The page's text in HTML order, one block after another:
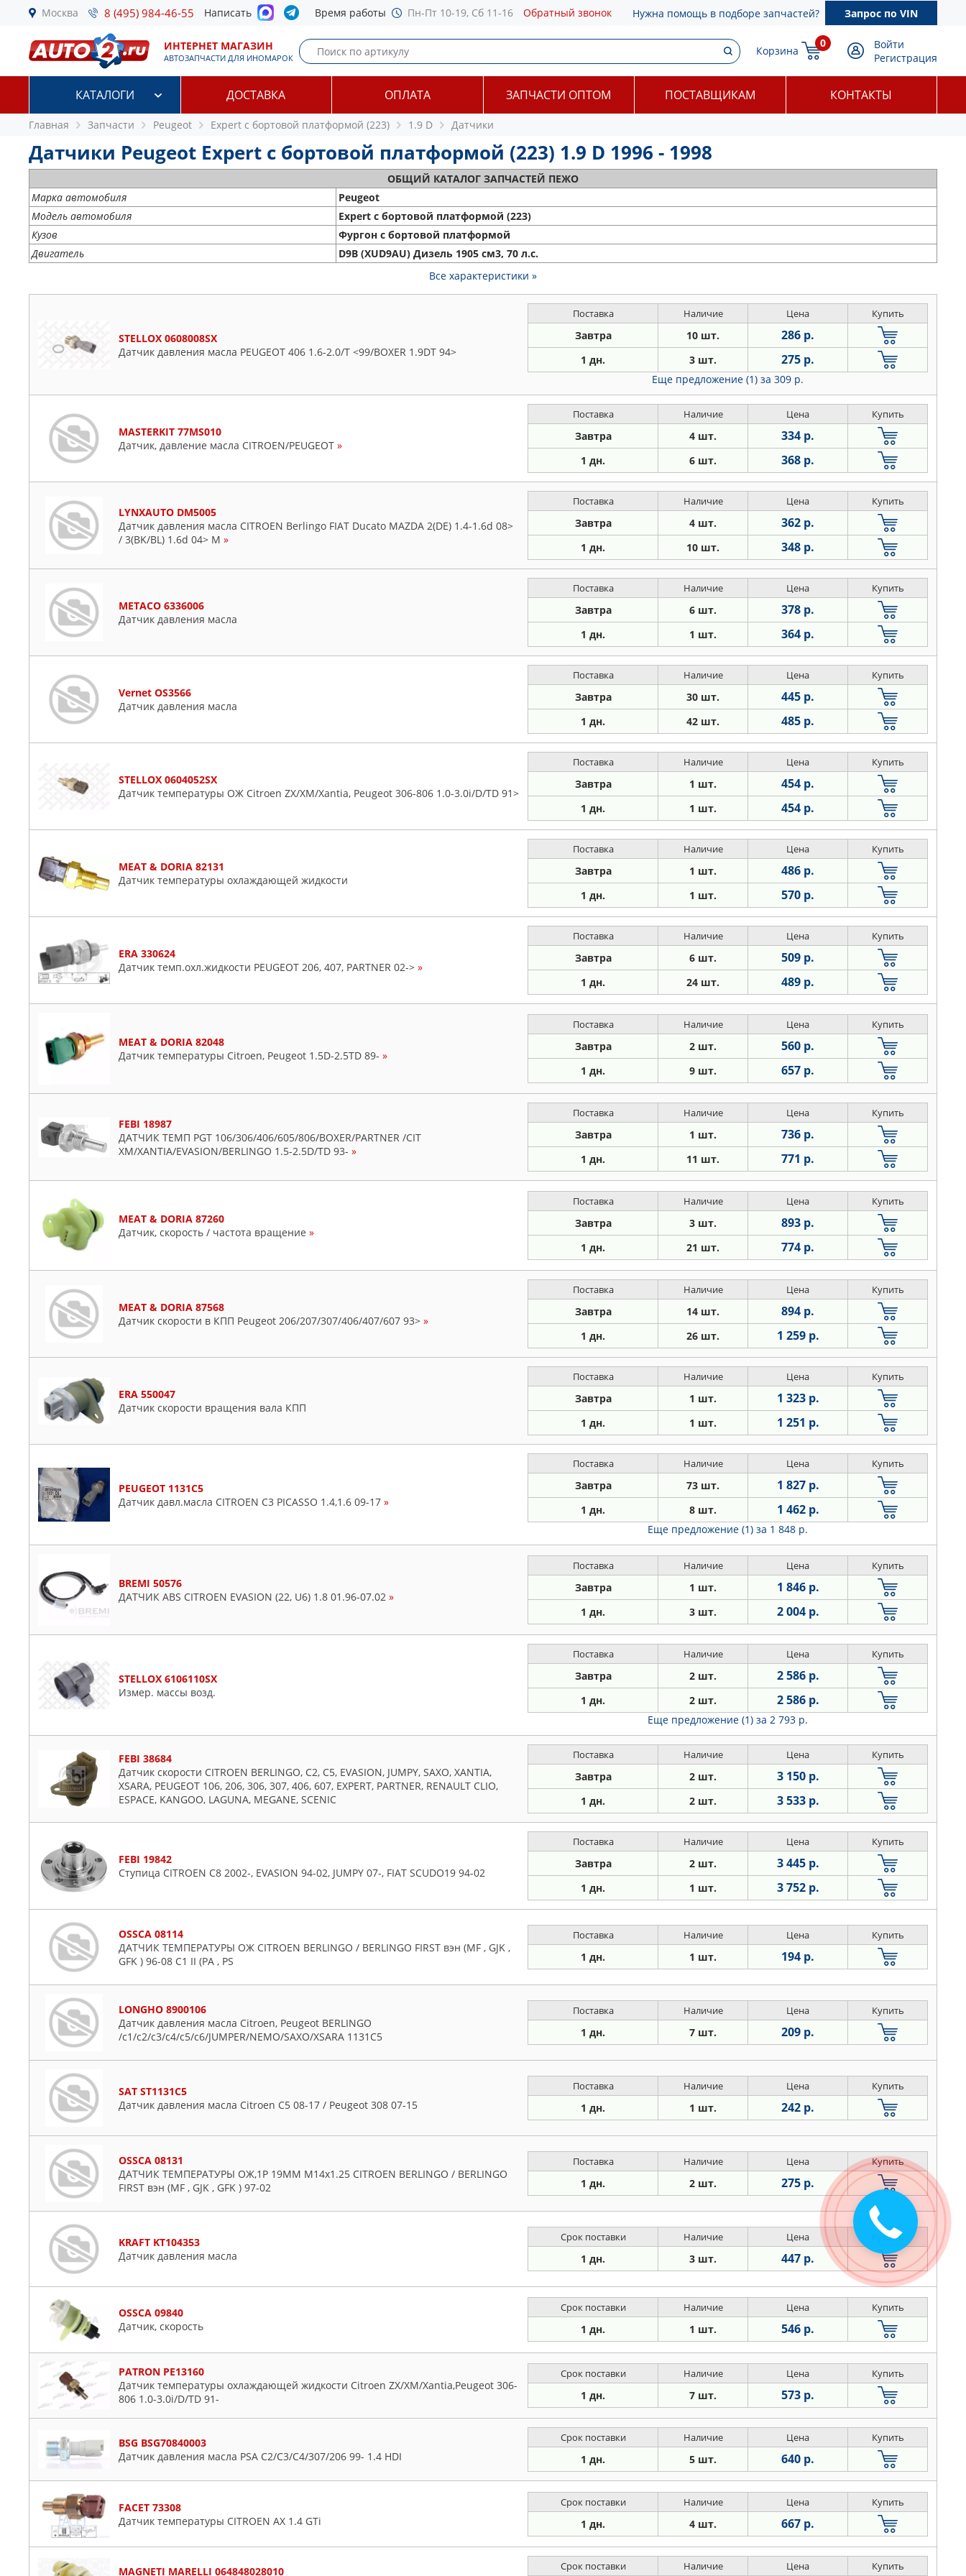
Москва 8 (495) 984-46-55 Написать Время работы Пн-Пт 10-19, Сб 11-16 Обратный звонок Нужна помощь в подборе запчастей? Запрос по VIN
ИНТЕРНЕТ МАГАЗИН
АВТОЗАПЧАСТИ ДЛЯ ИНОМАРОК
Корзина
0
Войти
Регистрация
КАТАЛОГИ ДОСТАВКА ОПЛАТА ЗАПЧАСТИ ОПТОМ ПОСТАВЩИКАМ КОНТАКТЫ
Главная Запчасти Peugeot Expert c бортовой платформой (223) 1.9 D Датчики
Датчики Peugeot Expert c бортовой платформой (223) 1.9 D 1996 - 1998
ОБЩИЙ КАТАЛОГ ЗАПЧАСТЕЙ ПЕЖО
Марка автомобиля
Peugeot
Модель автомобиля
Expert c бортовой платформой (223)
Кузов
Фургон с бортовой платформой
Двигатель
D9B (XUD9AU) Дизель 1905 см3, 70 л.с.
Все характеристики »
STELLOX 0608008SX
Датчик давления масла PEUGEOT 406 1.6-2.0/T <99/BOXER 1.9DT 94>
Поставка Наличие Цена Купить
Завтра 10 шт. 286 р.
1 дн. 3 шт. 275 р.
Еще предложение (1) за 309 р.
MASTERKIT 77MS010
Датчик, давление масла CITROEN/PEUGEOT »
Поставка Наличие Цена Купить
Завтра 4 шт. 334 р.
1 дн. 6 шт. 368 р.
LYNXAUTO DM5005
Датчик давления масла CITROEN Berlingo FIAT Ducato MAZDA 2(DE) 1.4-1.6d 08>
/ 3(BK/BL) 1.6d 04> M »
Поставка Наличие Цена Купить
Завтра 4 шт. 362 р.
1 дн. 10 шт. 348 р.
METACO 6336006
Датчик давления масла
Поставка Наличие Цена Купить
Завтра 6 шт. 378 р.
1 дн. 1 шт. 364 р.
Vernet OS3566
Датчик давления масла
Поставка Наличие Цена Купить
Завтра 30 шт. 445 р.
1 дн. 42 шт. 485 р.
STELLOX 0604052SX
Датчик температуры ОЖ Citroen ZX/XM/Xantia, Peugeot 306-806 1.0-3.0i/D/TD 91>
Поставка Наличие Цена Купить
Завтра 1 шт. 454 р.
1 дн. 1 шт. 454 р.
MEAT & DORIA 82131
Датчик температуры охлаждающей жидкости
Поставка Наличие Цена Купить
Завтра 1 шт. 486 р.
1 дн. 1 шт. 570 р.
ERA 330624
Датчик темп.охл.жидкости PEUGEOT 206, 407, PARTNER 02-> »
Поставка Наличие Цена Купить
Завтра 6 шт. 509 р.
1 дн. 24 шт. 489 р.
MEAT & DORIA 82048
Датчик температуры Citroen, Peugeot 1.5D-2.5TD 89- »
Поставка Наличие Цена Купить
Завтра 2 шт. 560 р.
1 дн. 9 шт. 657 р.
FEBI 18987
ДАТЧИК ТЕМП PGT 106/306/406/605/806/BOXER/PARTNER /CIT
XM/XANTIA/EVASION/BERLINGO 1.5-2.5D/TD 93- »
Поставка Наличие Цена Купить
Завтра 1 шт. 736 р.
1 дн. 11 шт. 771 р.
MEAT & DORIA 87260
Датчик, скорость / частота вращение »
Поставка Наличие Цена Купить
Завтра 3 шт. 893 р.
1 дн. 21 шт. 774 р.
MEAT & DORIA 87568
Датчик скорости в КПП Peugeot 206/207/307/406/407/607 93> »
Поставка Наличие Цена Купить
Завтра 14 шт. 894 р.
1 дн. 26 шт. 1 259 р.
ERA 550047
Датчик скорости вращения вала КПП
Поставка Наличие Цена Купить
Завтра 1 шт. 1 323 р.
1 дн. 1 шт. 1 251 р.
PEUGEOT 1131C5
Датчик давл.масла CITROEN С3 PICASSO 1.4,1.6 09-17 »
Поставка Наличие Цена Купить
Завтра 73 шт. 1 827 р.
1 дн. 8 шт. 1 462 р.
Еще предложение (1) за 1 848 р.
BREMI 50576
ДАТЧИК ABS CITROEN EVASION (22, U6) 1.8 01.96-07.02 »
Поставка Наличие Цена Купить
Завтра 1 шт. 1 846 р.
1 дн. 3 шт. 2 004 р.
STELLOX 6106110SX
Измер. массы возд.
Поставка Наличие Цена Купить
Завтра 2 шт. 2 586 р.
1 дн. 2 шт. 2 586 р.
Еще предложение (1) за 2 793 р.
FEBI 38684
Датчик скорости CITROEN BERLINGO, C2, C5, EVASION, JUMPY, SAXO, XANTIA,
XSARA, PEUGEOT 106, 206, 306, 307, 406, 607, EXPERT, PARTNER, RENAULT CLIO,
ESPACE, KANGOO, LAGUNA, MEGANE, SCENIC
Поставка Наличие Цена Купить
Завтра 2 шт. 3 150 р.
1 дн. 2 шт. 3 533 р.
FEBI 19842
Ступица CITROEN C8 2002-, EVASION 94-02, JUMPY 07-, FIAT SCUDO19 94-02
Поставка Наличие Цена Купить
Завтра 2 шт. 3 445 р.
1 дн. 1 шт. 3 752 р.
OSSCA 08114
ДАТЧИК ТЕМПЕРАТУРЫ ОЖ CITROEN BERLINGO / BERLINGO FIRST вэн (MF , GJK ,
GFK ) 96-08 C1 II (PA , PS
Поставка Наличие Цена Купить
1 дн. 1 шт. 194 р.
LONGHO 8900106
Датчик давления масла Citroen, Peugeot BERLINGO
/c1/c2/c3/c4/c5/c6/JUMPER/NEMO/SAXO/XSARA 1131C5
Поставка Наличие Цена Купить
1 дн. 7 шт. 209 р.
SAT ST1131C5
Датчик давления масла Citroen C5 08-17 / Peugeot 308 07-15
Поставка Наличие Цена Купить
1 дн. 1 шт. 242 р.
OSSCA 08131
ДАТЧИК ТЕМПЕРАТУРЫ ОЖ,1P 19MM M14x1.25 CITROEN BERLINGO / BERLINGO
FIRST вэн (MF , GJK , GFK ) 97-02
Поставка Наличие Цена Купить
1 дн. 2 шт. 275 р.
KRAFT KT104353
Датчик давления масла
Срок поставки Наличие Цена Купить
1 дн. 3 шт. 447 р.
OSSCA 09840
Датчик, скорость
Срок поставки Наличие Цена Купить
1 дн. 1 шт. 546 р.
PATRON PE13160
Датчик температуры охлаждающей жидкости Citroen ZX/XM/Xantia,Peugeot 306-
806 1.0-3.0i/D/TD 91-
Срок поставки Наличие Цена Купить
1 дн. 7 шт. 573 р.
BSG BSG70840003
Датчик давления масла PSA C2/C3/C4/307/206 99- 1.4 HDI
Срок поставки Наличие Цена Купить
1 дн. 5 шт. 640 р.
FACET 73308
Датчик температуры CITROEN AX 1.4 GTi
Срок поставки Наличие Цена Купить
1 дн. 4 шт. 667 р.
MAGNETI MARELLI 064848028010 Срок поставки Наличие Цена Купить
Закажите
звонок